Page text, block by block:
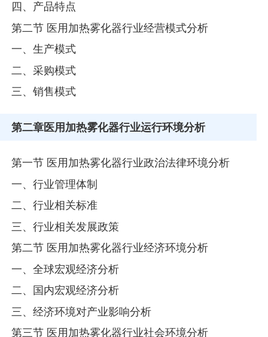
四、产品特点
第二节 医用加热雾化器行业经营模式分析
一、生产模式
二、采购模式
三、销售模式
第二章医用加热雾化器行业运行环境分析
第一节 医用加热雾化器行业政治法律环境分析
一、行业管理体制
二、行业相关标准
三、行业相关发展政策
第二节 医用加热雾化器行业经济环境分析
一、全球宏观经济分析
二、国内宏观经济分析
三、经济环境对产业影响分析
第三节 医用加热雾化器行业社会环境分析